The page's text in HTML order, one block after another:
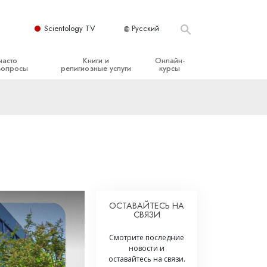
Scientology TV Русский
принципы
Книги и
религиозные услуги
Онлайн-
курсы
Помощь при болезнях и травмах
Целостность и честность
Супружество
Шкала эмоциональных тонов
ОСТАВАЙТЕСЬ НА
СВЯЗИ
Смотрите последние
новости и
оставайтесь на связи.